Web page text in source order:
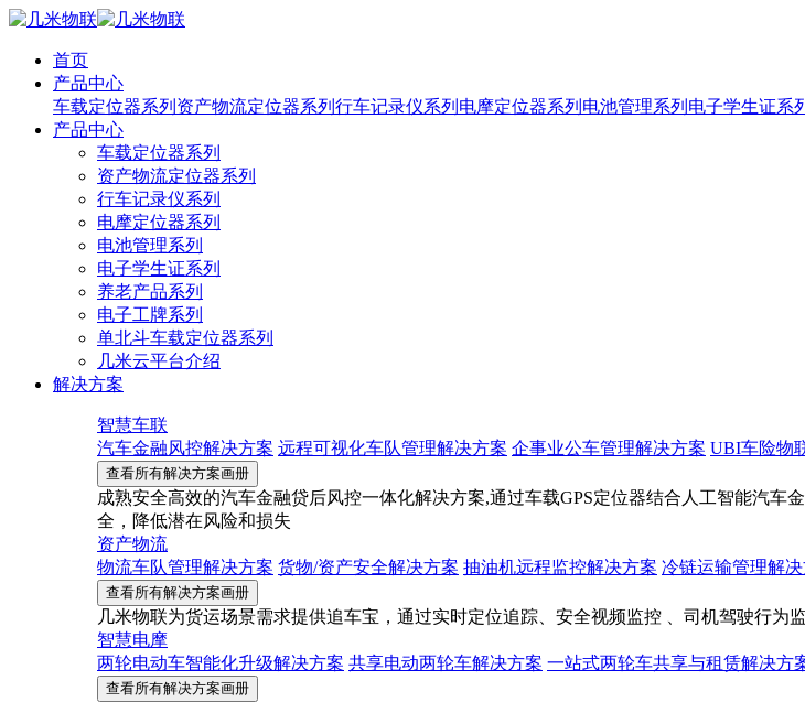
首页
产品中心
车载定位器系列 资产物流定位器系列 行车记录仪系列 电摩定位器系列 电池管理系列 电子学生证系
产品中心
车载定位器系列
资产物流定位器系列
行车记录仪系列
电摩定位器系列
电池管理系列
电子学生证系列
养老产品系列
电子工牌系列
单北斗车载定位器系列
几米云平台介绍
解决方案
智慧车联
汽车金融风控解决方案 远程可视化车队管理解决方案 企事业公车管理解决方案 UBI车险物
查看所有解决方案画册
成熟安全高效的汽车金融贷后风控一体化解决方案,通过车载GPS定位器结合人工智能汽
全，降低潜在风险和损失
资产物流
物流车队管理解决方案 货物/资产安全解决方案 抽油机远程监控解决方案 冷链运输管理解
查看所有解决方案画册
几米物联为货运场景需求提供追车宝，通过实时定位追踪、安全视频监控 、司机驾驶行
智慧电摩
两轮电动车智能化升级解决方案 共享电动两轮车解决方案 一站式两轮车共享与租赁解决方
查看所有解决方案画册